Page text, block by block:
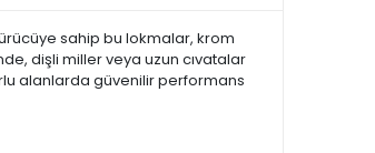
sahip bu lokmalar, krom
dişli miller veya uzun cıvatalar
alanlarda güvenilir performans